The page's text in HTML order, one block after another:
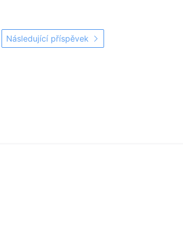
Následující příspěvek